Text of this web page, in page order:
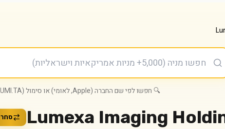
🔍 חפשו לפי שם החברה (Apple, לאומי) או סימול (AAPL, LUMI.TA)
Lumexa Imaging סחר